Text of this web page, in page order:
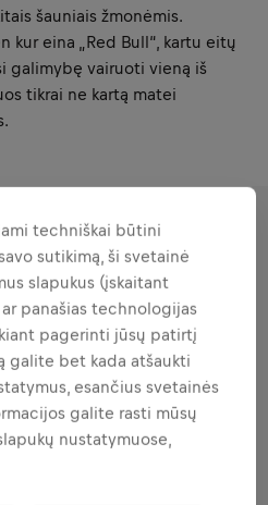
šauniais žmonėmis.
kur eina „Red Bull“, kartu eitų
galimybę vairuoti vieną iš
tikrai ne kartą matei
laikai savo
kurias tau patikėsime.
techniškai būtini
sutikimą, ši svetainė
slapukus (įskaitant
panašias technologijas
pagerinti jūsų patirtį
galite bet kada atšaukti
esančius svetainės
galite rasti mūsų
nustatymuose,